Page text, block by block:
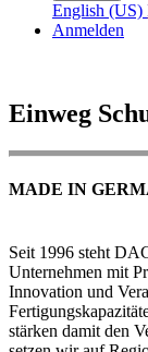
English (US)
Anmelden
Einweg
MADE IN
Seit 1996 steht
Unternehmen mit
Innovation und
stärken damit den